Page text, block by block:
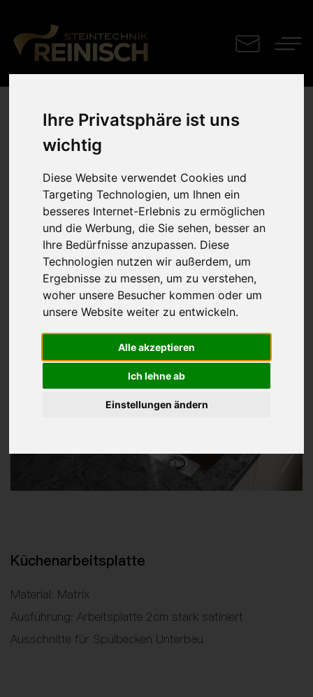
Ihre Privatsphäre ist uns
wichtig
Diese Website verwendet Cookies und
Targeting Technologien, um Ihnen ein
besseres Internet-Erlebnis zu ermöglichen
und die Werbung, die Sie sehen, besser an
Ihre Bedürfnisse anzupassen. Diese
Technologien nutzen wir außerdem, um
Ergebnisse zu messen, um zu verstehen,
woher unsere Besucher kommen oder um
unsere Website weiter zu entwickeln.
Alle akzeptieren
Ich lehne ab
Einstellungen ändern
Küchenplatte
Matrix
Küchenarbeitsplatte
Material: Matrix
Ausführung: Arbeitsplatte 2cm stark satiniert
Ausschnitte für Spülbecken Unterbau